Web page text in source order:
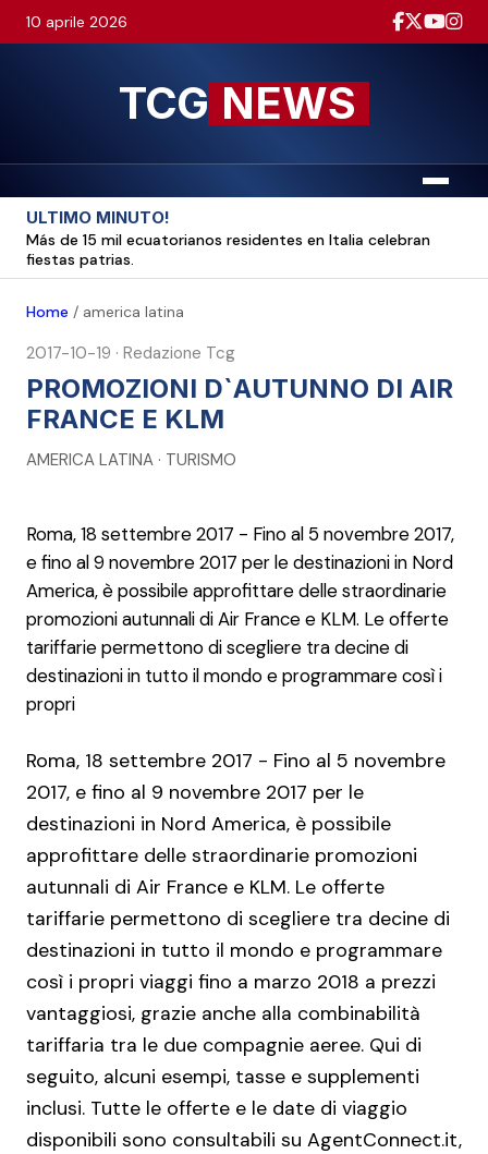
10 aprile 2026
TCG NEWS
Menu
ULTIMO MINUTO!
Más de 15 mil ecuatorianos residentes en Italia celebran
fiestas patrias.
Home / america latina
2017-10-19 · Redazione Tcg
PROMOZIONI D`AUTUNNO DI AIR
FRANCE E KLM
AMERICA LATINA · TURISMO
Roma, 18 settembre 2017 - Fino al 5 novembre 2017,
e fino al 9 novembre 2017 per le destinazioni in Nord
America, è possibile approfittare delle straordinarie
promozioni autunnali di Air France e KLM. Le offerte
tariffarie permettono di scegliere tra decine di
destinazioni in tutto il mondo e programmare così i
propri
Roma, 18 settembre 2017 - Fino al 5 novembre
2017, e fino al 9 novembre 2017 per le
destinazioni in Nord America, è possibile
approfittare delle straordinarie promozioni
autunnali di Air France e KLM. Le offerte
tariffarie permettono di scegliere tra decine di
destinazioni in tutto il mondo e programmare
così i propri viaggi fino a marzo 2018 a prezzi
vantaggiosi, grazie anche alla combinabilità
tariffaria tra le due compagnie aeree. Qui di
seguito, alcuni esempi, tasse e supplementi
inclusi. Tutte le offerte e le date di viaggio
disponibili sono consultabili su AgentConnect.it,